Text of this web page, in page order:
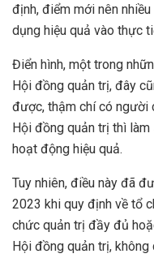
định, điểm mới nên
dụng hiệu quả vào thực
Điển hình, một trong
Hội đồng quản trị, đây
được, thậm chí có người
Hội đồng quản trị thì
hoạt động hiệu quả.
Tuy nhiên, điều này đã
2023 khi quy định về tổ
chức quản trị đầy đủ
Hội đồng quản trị,